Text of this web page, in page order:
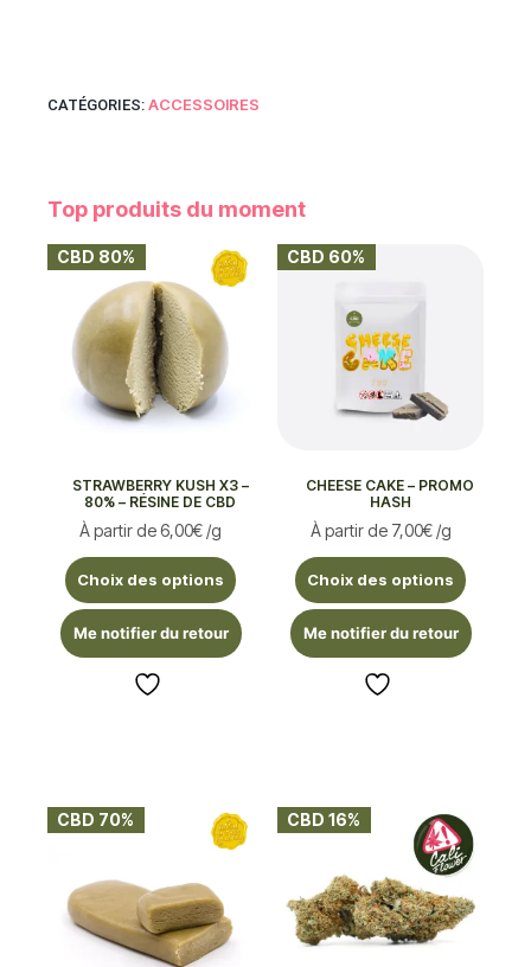
CATÉGORIES: ACCESSOIRES
Top produits du moment
CBD 80%
STRAWBERRY KUSH X3 –
80% – RÉSINE DE CBD
À partir de6,00€ /g
Choix des options
Me notifier du retour
CBD 60%
CHEESE CAKE – PROMO
HASH
À partir de 7,00€ /g
Choix des options
Me notifier du retour
CBD 70% CBD 16%